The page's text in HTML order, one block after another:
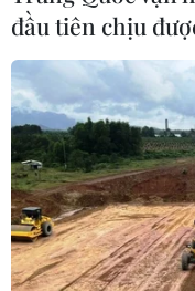
đầu tiên chịu